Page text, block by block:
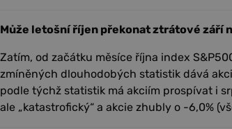
Může letošní říjen překonat ztrátové září
Zatím, od začátku měsíce října index
zmíněných dlouhodobých statistik dává
podle týchž statistik má akciím prospívat i
ale „katastrofický“ a akcie zhubly o -6,0%